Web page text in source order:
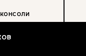
КОНСОЛИ